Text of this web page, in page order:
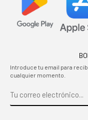
Introduce tu email para
cualquier momento.